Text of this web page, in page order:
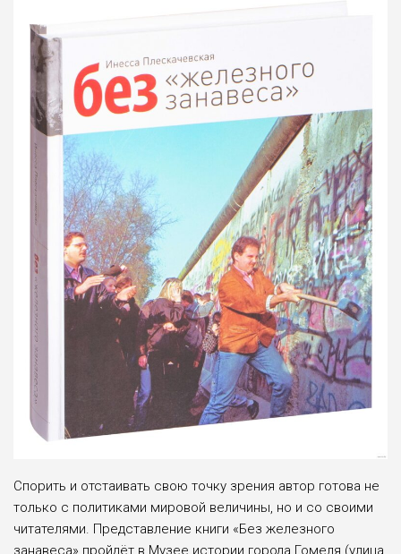
Спорить и отстаивать свою точку зрения автор готова не
только с политиками мировой величины, но и со своими
читателями. Представление книги «Без железного
занавеса» пройдёт в Музее истории города Гомеля (улица